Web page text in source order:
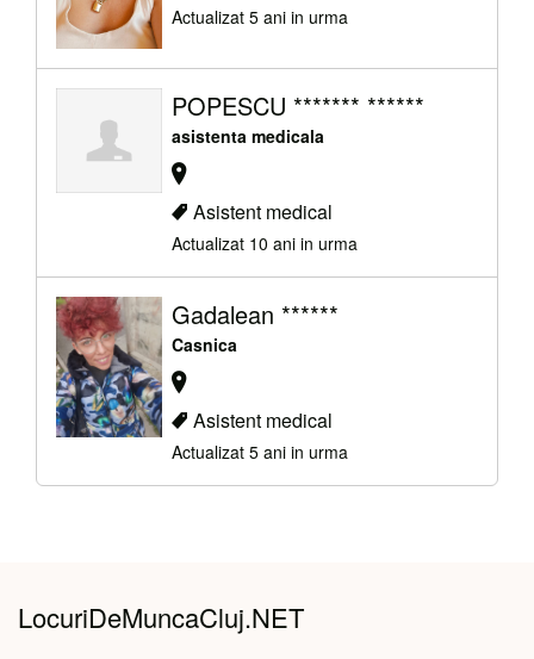
Actualizat 5 ani in urma
POPESCU ******* ******
asistenta medicala
Asistent medical
Actualizat 10 ani in urma
Gadalean ******
Casnica
Asistent medical
Actualizat 5 ani in urma
LocuriDeMuncaCluj.NET